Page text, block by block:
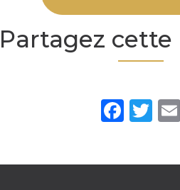
Partagez cette